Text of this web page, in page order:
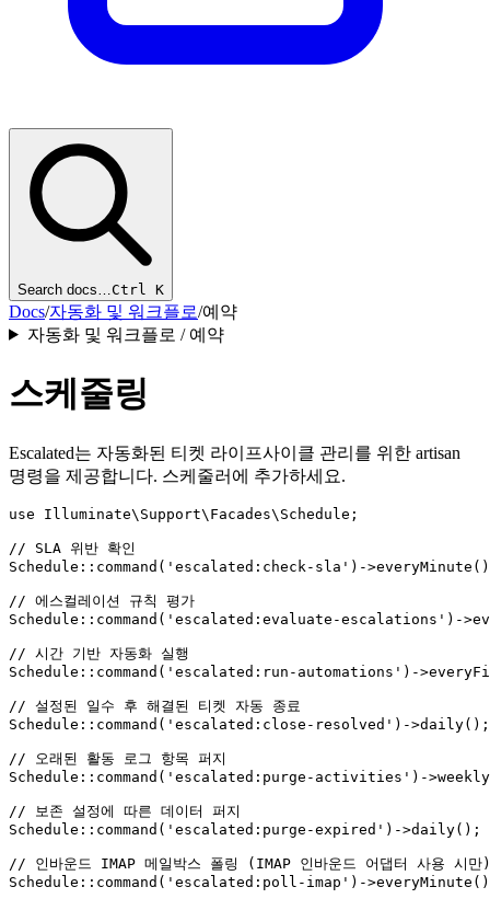
Search docs… Ctrl K
Docs/자동화 및 워크플로/예약
자동화 및 워크플로 / 예약
스케줄링
Escalated는 자동화된 티켓 라이프사이클 관리를 위한 artisan
명령을 제공합니다. 스케줄러에 추가하세요.
use Illuminate\Support\Facades\Schedule;
// SLA 위반 확인
Schedule::command('escalated:check-sla')-
// 에스컬레이션 규칙 평가
Schedule::command('escalated:evaluate-escalations')-
// 시간 기반 자동화 실행
Schedule::command('escalated:run-automations')-
// 설정된 일수 후 해결된 티켓 자동 종료
Schedule::command('escalated:close-resolved')->daily();
// 오래된 활동 로그 항목 퍼지
Schedule::command('escalated:purge-activities')-
// 보존 설정에 따른 데이터 퍼지
Schedule::command('escalated:purge-expired')->daily();
// 인바운드 IMAP 메일박스 폴링 (IMAP 인바운드 어댑터 사용 시만)